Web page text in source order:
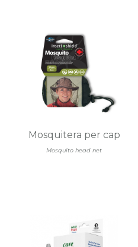
Mosquito head net
Mosquitera per cap